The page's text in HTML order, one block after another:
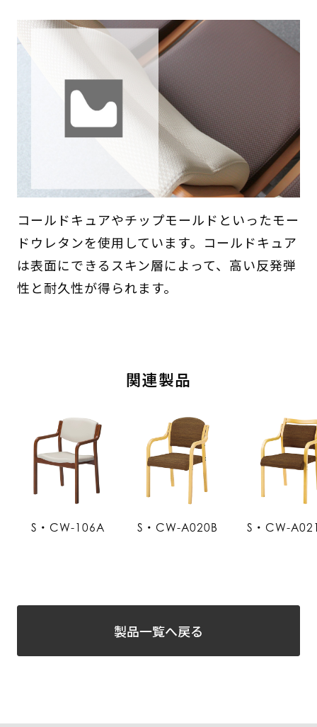
コールドキュアやチップモールドといったモー
ドウレタンを使用しています。コールドキュア
は表面にできるスキン層によって、高い反発弾
性と耐久性が得られます。
関連製品
S・CW-106A S・CW-A020B S・CW-
製品一覧へ戻る